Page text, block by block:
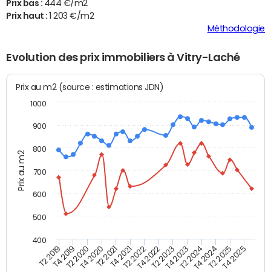
Prix bas : 444 €/m2
Prix haut :
1 203 €/m2
Méthodologie
Evolution des prix immobiliers à Vitry-Laché
Prix au m2
Prix au m2 (source : estimations JDN)
T2 2019T4 2019T2 2020T4 2020T2 2021T4 2021T2 2022T4 2022T2 2023T4 2023T2 2024T4 2024T2 2025T4 2025
400
500
600
700
800
900
1000